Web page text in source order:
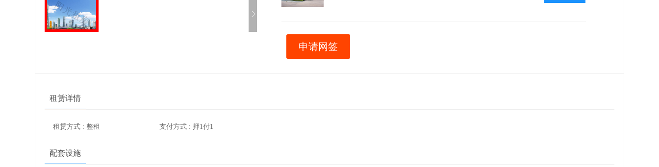
申请网签
租赁详情
租赁方式 : 整租 支付方式 : 押1付1
配套设施